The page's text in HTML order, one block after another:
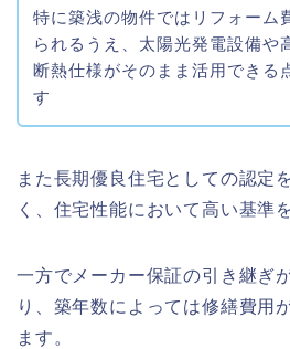
特に築浅の物件ではリフォーム
られるうえ、太陽光発電設備や
断熱仕様がそのまま活用できる
す
また長期優良住宅としての認定
く、住宅性能において高い基準
一方でメーカー保証の引き継ぎ
り、築年数によっては修繕費用
ます。